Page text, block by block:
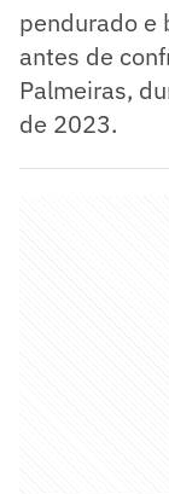
pendurado e
antes de
Palmeiras,
de 2023.